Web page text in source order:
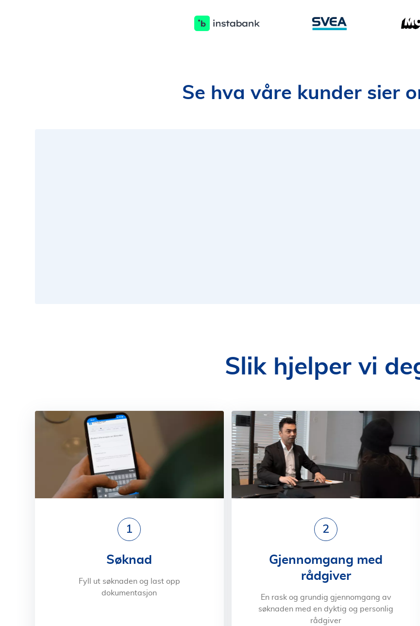
Se hva våre kunder sier
Slik hjelper vi
1
Søknad
Fyll ut søknaden og last opp
dokumentasjon
2
Gjennomgang med
rådgiver
En rask og grundig gjennomgang av
søknaden med en dyktig og personlig
rådgiver